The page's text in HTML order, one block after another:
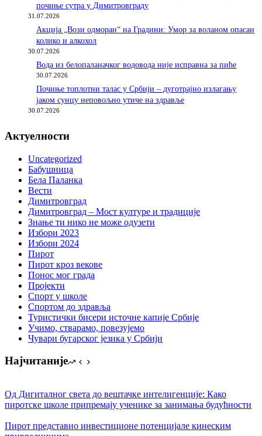
почиње сутра у Димитровграду
31.07.2026
Акција „Вози одморан“ на Градини: Умор за воланом опасан
колико и алкохол
30.07.2026
Вода из белопаланачког водовода није исправна за пиће
30.07.2026
Почиње топлотни талас у Србији – дуготрајно излагању
јаком сунцу неповољно утиче на здравље
30.07.2026
Актуелности
Uncategorized
Бабушница
Бела Паланка
Вести
Димитровград
Димитровград – Мост културе и традиције
Знање ти нико не може одузети
Избори 2023
Избори 2024
Пирот
Пирот кроз векове
Понос мог града
Пројекти
Спорт у школе
Спортом до здравља
Туристички бисери источне капије Србије
Учимо, стварамо, повезујемо
Чувари бугарског језика у Србији
Најчитаније
Од Дигиталног света до вештачке интелигенције: Како
пиротске школе припремају ученике за занимања будућности
Пирот представио инвестиционе потенцијале кинеским